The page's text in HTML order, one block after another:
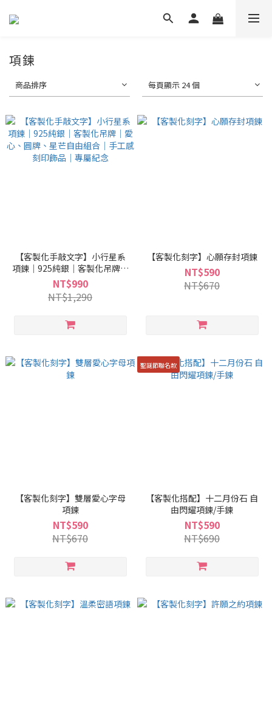
項鍊
商品排序 每頁顯示 24 個
【客製化手敲文字】小行星系
項鍊｜925純銀｜客製化吊牌｜
愛心、圓牌、星芒自由組合｜
手工感刻印飾品｜專屬紀念
NT$990
NT$1,290
【客製化刻字】心願存封項鍊
NT$590
NT$670
【客製化刻字】雙層愛心字母
項鍊
NT$590
NT$670
聖誕節聯名款
【客製化搭配】十二月份石 自
由閃耀項鍊/手鍊
NT$590
NT$690